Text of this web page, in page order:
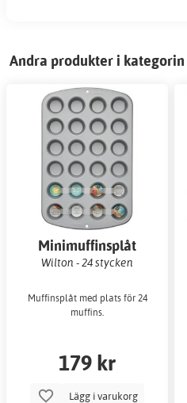
Andra produkter i
Minimuffinsplåt
Wilton - 24 stycken
Muffinsplåt med plats för 24
muffins.
179 kr
Lägg i varukorg